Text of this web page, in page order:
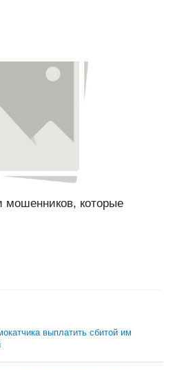
мошенников, которые
выплатить сбитой им